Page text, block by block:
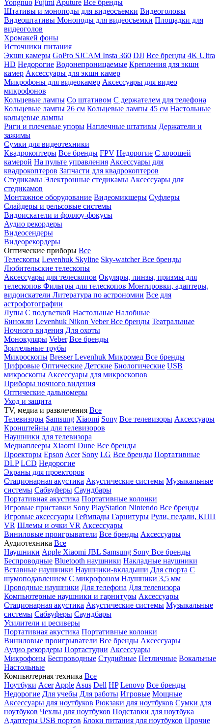
Yongnuo Fujimi Aputure Все бренды
Штативы и моноподы для видеосъемки Видеоголовы
Видеоштативы Моноподы для видеосъемки Площадки для
видеоголов
Хромакей фоны
Источники питания
Экшн камеры GoPro SJCAM Insta 360 DJI Все бренды 4K Ultra
HD Недорогие Водонепроницаемые Крепления для экшн
камер Аксессуары для экшн камер
Микрофоны для видеокамер Аксессуары для видео
микрофонов
Кольцевые лампы Со штативом C держателем для телефона
Кольцевые лампы 26 см Кольцевые лампы 45 см Настольные
кольцевые лампы
Риги и плечевые упоры Наплечные штативы Держатели и
зажимы
Сумки для видеотехники
Квадрокоптеры Все бренды FPV Недорогие С хорошей
камерой На пульте управления Аксессуары для
квадрокоптеров Запчасти для квадрокоптеров
Стедикамы Электронные стедикамы Аксессуары для
стедикамов
Монтажное оборудование Видеомикшеры Суфлеры
Слайдеры и рельсовые системы
Видоискатели и фоллоу-фокусы
Аудио рекордеры
Видеосендеры
Видеорекордеры
Оптические приборы Все
Телескопы Levenhuk Skyline Sky-watcherВсе бренды
Любительские телескопы
Аксессуары для телескопов Окуляры, линзы, призмы для
телескопов Фильтры для телескопов Монтировки, адаптеры,
видоискатели Литература по астрономии Все для
астрофотографии
Лупы С подсветкой Настольные Налобные
Бинокли Levenhuk Nikon VeberВсе бренды Театральные
Ночного видения Для охоты
Монокуляры Veber Все бренды
Зрительные трубы
Микроскопы BresserLevenhuk Микромед Все бренды
Цифровые Оптические Детские Биологические USB
микроскопы Аксессуары для микроскопов
Приборы ночного видения
Оптические дальномеры
Уход и защита
TV, медиа и развлечения Все
Телевизоры Samsung Xiaomi Sony Все телевизоры Аксессуары
Кронштейны для телевизоров
Наушники для телевизора
Медиаплееры Xiaomi Dune Все бренды
Проекторы Epson Acer Sony LG Все бренды Портативные
DLP LCD Недорогие
Экраны для проекторов
Стационарная акустика Акустические системы Музыкальные
системы Сабвуферы Саундбары
Портативная акустика Портативные колонки
Игровые приставки Sony PlayStation Nintendo Все бренды
Игровые аксессуары Геймпады Гарнитуры Рули, педали, КПП
VR Шлемы и очки VR Аксессуары
Виниловые проигрыватели Все бренды Аксессуары
Аудиотехника Все
Наушники Apple Xiaomi JBL Samsung Sony Все бренды
Беспроводные Bluetooth наушники Накладные наушники
Вставные наушники Наушники-вкладыши Для спорта С
шумоподавлением С микрофоном Наушники 3,5 мм
Проводные наушники Для телефона Для телевизора
Компьютерные наушники и гарнитуры Аксессуары
Стационарная акустика Акустические системы Музыкальные
системы Сабвуферы Саундбары
Усилители и ресиверы
Портативная акустика Портативные колонки
Виниловые проигрыватели Все бренды Аксессуары
Аудио рекордеры Портастудии Аксессуары
Микрофоны Беспроводные Студийные Петличные Вокальные
Настольные
Компьютерная техника Все
Ноутбуки Acer Apple Asus Dell HP Lenovo Все бренды
Недорогие Для учебы Для работы Игровые Мощные
Аксессуары для ноутбуков Рюкзаки для ноутбуков Сумки для
ноутбуков Чехлы для ноутбуков Подставки для ноутбука
Адаптеры USB портов Блоки питания для ноутбуков Прочие